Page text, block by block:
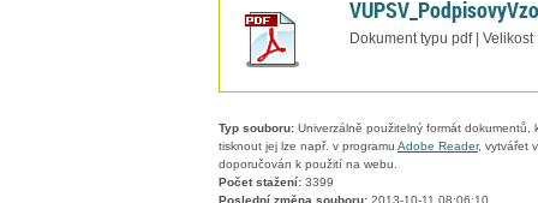
Dokument typu pdf | Velikost
Typ souboru: Univerzálně použitelný formát
tisknout jej lze např. v programu Adobe Reader, vytvářet
doporučován k použití na webu.
Počet stažení: 3399